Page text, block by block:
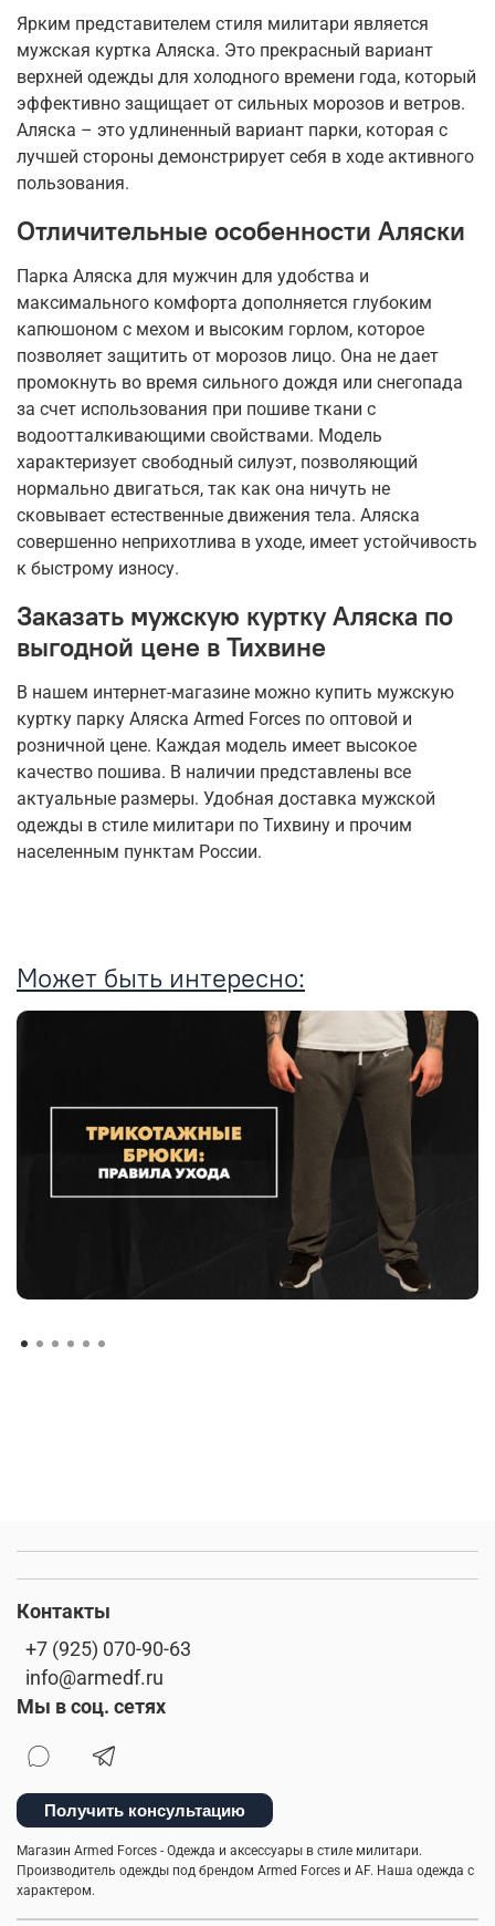
Ярким представителем стиля милитари является
мужская куртка Аляска. Это прекрасный вариант
верхней одежды для холодного времени года, который
эффективно защищает от сильных морозов и ветров.
Аляска – это удлиненный вариант парки, которая с
лучшей стороны демонстрирует себя в ходе активного
пользования.
Отличительные особенности Аляски
Парка Аляска для мужчин для удобства и
максимального комфорта дополняется глубоким
капюшоном с мехом и высоким горлом, которое
позволяет защитить от морозов лицо. Она не дает
промокнуть во время сильного дождя или снегопада
за счет использования при пошиве ткани с
водоотталкивающими свойствами. Модель
характеризует свободный силуэт, позволяющий
нормально двигаться, так как она ничуть не
сковывает естественные движения тела. Аляска
совершенно неприхотлива в уходе, имеет устойчивость
к быстрому износу.
Заказать мужскую куртку Аляска по
выгодной цене в Тихвине
В нашем интернет-магазине можно купить мужскую
куртку парку Аляска Armed Forces по оптовой и
розничной цене. Каждая модель имеет высокое
качество пошива. В наличии представлены все
актуальные размеры. Удобная доставка мужской
одежды в стиле милитари по Тихвину и прочим
населенным пунктам России.
Может быть интересно:
Контакты
+7 (925) 070-90-63
info@armedf.ru
Мы в соц. сетях
Получить консультацию
Магазин Armed Forces - Одежда и аксессуары в стиле милитари.
Производитель одежды под брендом Armed Forces и AF. Наша одежда с
характером.